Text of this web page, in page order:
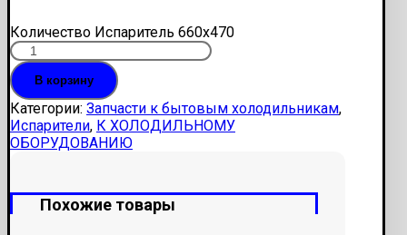
Количество Испаритель 660х470
В корзину
Категории: Запчасти к бытовым холодильникам,
Испарители, К ХОЛОДИЛЬНОМУ
ОБОРУДОВАНИЮ
Похожие товары